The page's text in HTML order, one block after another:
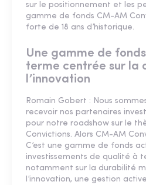
sur le positionnement et les
gamme de fonds CM-AM
forte de 18 ans d’historique.
Une gamme de
terme centrée sur la
l’innovation
Romain Gobert : Nous
recevoir nos partenaires
pour notre roadshow sur le
Convictions. Alors CM-AM
C’est une gamme de fonds
investissements de qualité à
notamment sur la durabilité
l’innovation, une gestion